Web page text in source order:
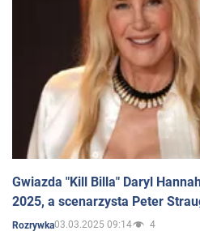
Gwiazda "Kill Billa" Daryl
2025, a scenarzysta Peter
Rozrywka03.03.2025 09:14 4